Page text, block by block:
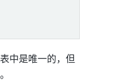
中是唯一的，但